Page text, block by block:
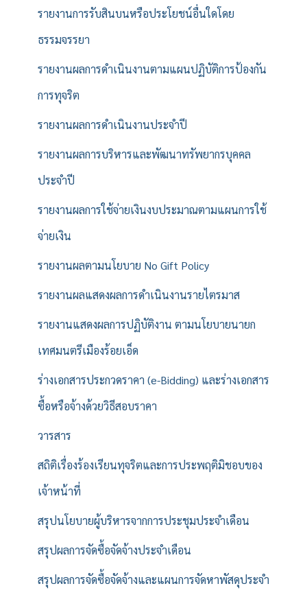
รายงานการรับสินบนหรือประโยชน์อื่นใดโดย
ธรรมจรรยา
รายงานผลการดำเนินงานตามแผนปฏิบัติการป้องกัน
การทุจริต
รายงานผลการดำเนินงานประจำปี
รายงานผลการบริหารและพัฒนาทรัพยากรบุคคล
ประจำปี
รายงานผลการใช้จ่ายเงินงบประมาณตามแผนการใช้
จ่ายเงิน
รายงานผลตามนโยบาย No Gift Policy
รายงานผลแสดงผลการดำเนินงานรายไตรมาส
รายงานแสดงผลการปฏิบัติงาน ตามนโยบายนายก
เทศมนตรีเมืองร้อยเอ็ด
ร่างเอกสารประกวดราคา (e-Bidding) และร่างเอกสาร
ซื้อหรือจ้างด้วยวิธีสอบราคา
วารสาร
สถิติเรื่องร้องเรียนทุจริตและการประพฤติมิชอบของ
เจ้าหน้าที่
สรุปนโยบายผู้บริหารจากการประชุมประจำเดือน
สรุปผลการจัดซื้อจัดจ้างประจำเดือน
สรุปผลการจัดซื้อจัดจ้างและแผนการจัดหาพัสดุประจำ